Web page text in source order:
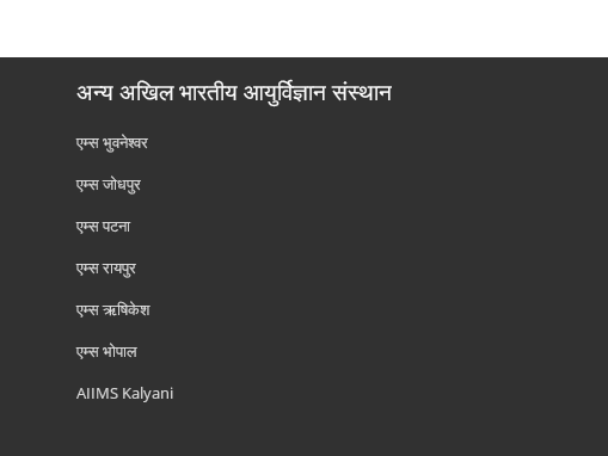
अन्य अखिल भारतीय आयुर्विज्ञान संस्थान
एम्‍स भुवनेश्वर
एम्‍स जोधपुर
एम्‍स पटना
एम्‍स रायपुर
एम्‍स ऋषिकेश
एम्‍स भोपाल
AIIMS Kalyani